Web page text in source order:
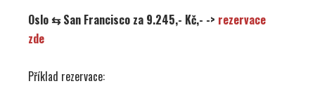
Oslo ⇆ San Francisco za 9.245,- Kč,- -> rezervace
zde
Příklad rezervace: